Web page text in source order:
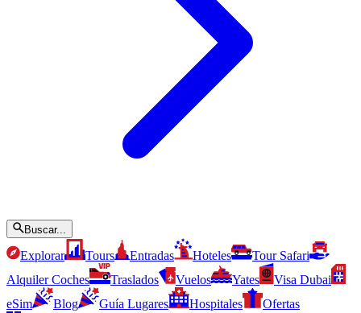
Buscar...
Explorar Tours Entradas Hoteles
Tour Safari
Alquiler Coches
Traslados Vuelos Yates
Visa Dubai
eSim
Blog Guía Lugares Hospitales
Ofertas